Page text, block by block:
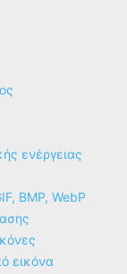
ενέργειας
BMP, WebP
εικόνα